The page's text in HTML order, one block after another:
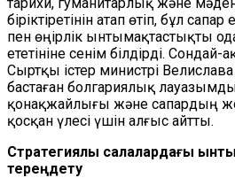
біріктіретінін атап өтіп, бұл
пен өңірлік ынтымақтастықты
ететініне сенім білдірді.
Сыртқы істер министрі
бастаған болгариялық
қонақжайлығы және сапардың
қосқан үлесі үшін алғыс айтты.
Стратегиялық салалардағы
тереңдету